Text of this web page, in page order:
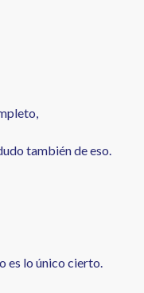
también de eso.
es lo único cierto.